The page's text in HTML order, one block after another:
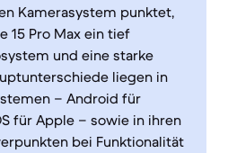
Kamerasystem punktet,
15 Pro Max ein tief
und eine starke
liegen in
– Android für
für Apple – sowie in ihren
bei Funktionalität